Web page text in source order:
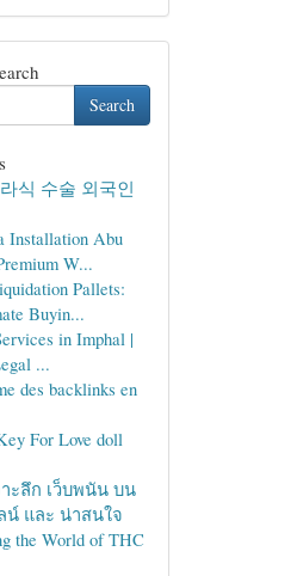
Search
식 수술 외국인
Installation Abu
W...
Pallets:
Buyin...
in Imphal |
...
des backlinks en
For Love doll
ะลึก เว็บพนัน บน
น์ และ น่าสนใจ
the World of THC